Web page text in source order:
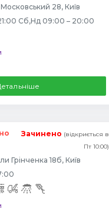
28, Київ
Сб,Нд 09:00 – 20:00
Зачинено (відкриється в
Пт 10:00)
Грінченка 18б, Київ